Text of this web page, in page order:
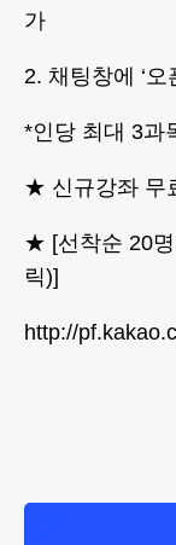
가
2. 채팅창에 ‘
*인당 최대 3과
★ 신규강좌 무
★ [선착순 20명
릭)]
http://